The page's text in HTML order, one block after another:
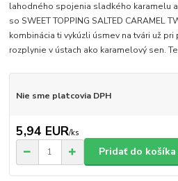
lahodného spojenia sladkého karamelu
so SWEET TOPPING SALTED CARAMEL
kombinácia ti vykúzli úsmev na tvári už
rozplynie v ústach ako karamelový sen.
Nie sme platcovia DPH
5,94 EUR/ks
Pridať do košíka